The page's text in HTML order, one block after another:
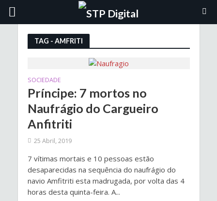
TAG - AMFRITI
SOCIEDADE
Príncipe: 7 mortos no
Naufrágio do Cargueiro
Anfitriti
25 Abril, 2019
7 vítimas mortais e 10 pessoas estão
desaparecidas na sequência do naufrágio do
navio Amfitriti esta madrugada, por volta das 4
horas desta quinta-feira. A...